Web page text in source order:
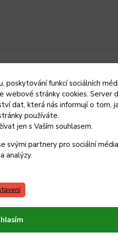
poskytování funkcí sociálních
webové stránky cookies. Server
dat, která nás informují o tom,
používáte.
jen s Vaším souhlasem.
svými partnery pro sociální
analýzy.
zbloudilé kovové
čekat na vychladnutí